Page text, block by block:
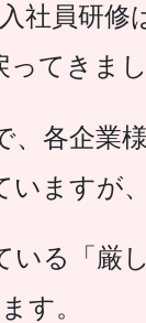
社員研修
ってきまし
各企業
ますが、
る「厳
す。